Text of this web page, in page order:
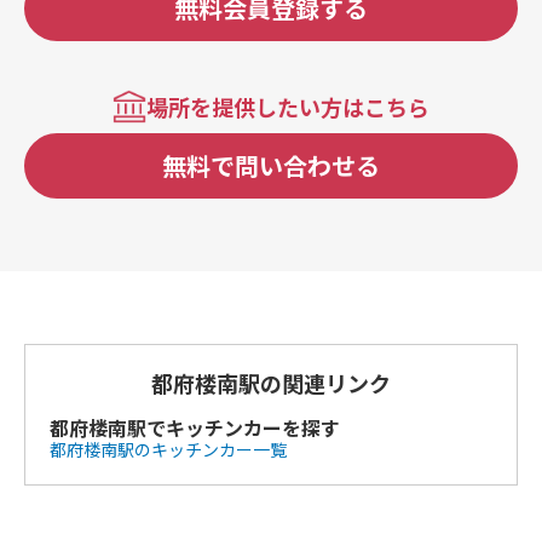
無料会員登録する
場所を提供したい方はこちら
無料で問い合わせる
都府楼南駅の関連リンク
都府楼南駅でキッチンカーを探す
都府楼南駅のキッチンカー一覧